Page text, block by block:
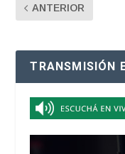
ANTERIOR
TRANSMISIÓN